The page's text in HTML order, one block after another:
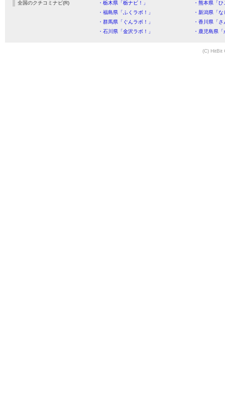
全国のクチコミナビ(R) ・栃木県「栃ナビ！」
・熊本県「
・福島県「ふくラボ！」
・新潟県「
・群馬県「ぐんラボ！」
・香川県「
・石川県「金沢ラボ！」
・鹿児島県
(C) HitBit